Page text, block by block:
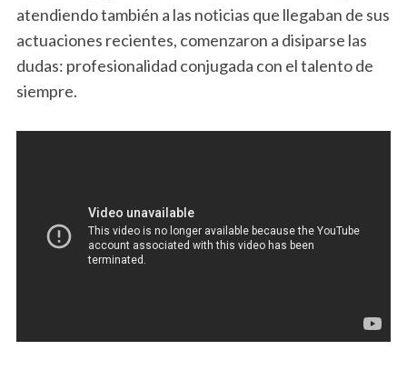
atendiendo también a las noticias que llegaban de sus
actuaciones recientes, comenzaron a disiparse las
dudas: profesionalidad conjugada con el talento de
siempre.